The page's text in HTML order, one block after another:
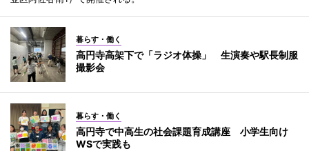
暮らす・働く
高円寺高架下で「ラジオ体操」 生演奏や駅長制服
撮影会
暮らす・働く
高円寺で中高生の社会課題育成講座 小学生向け
WSで実践も